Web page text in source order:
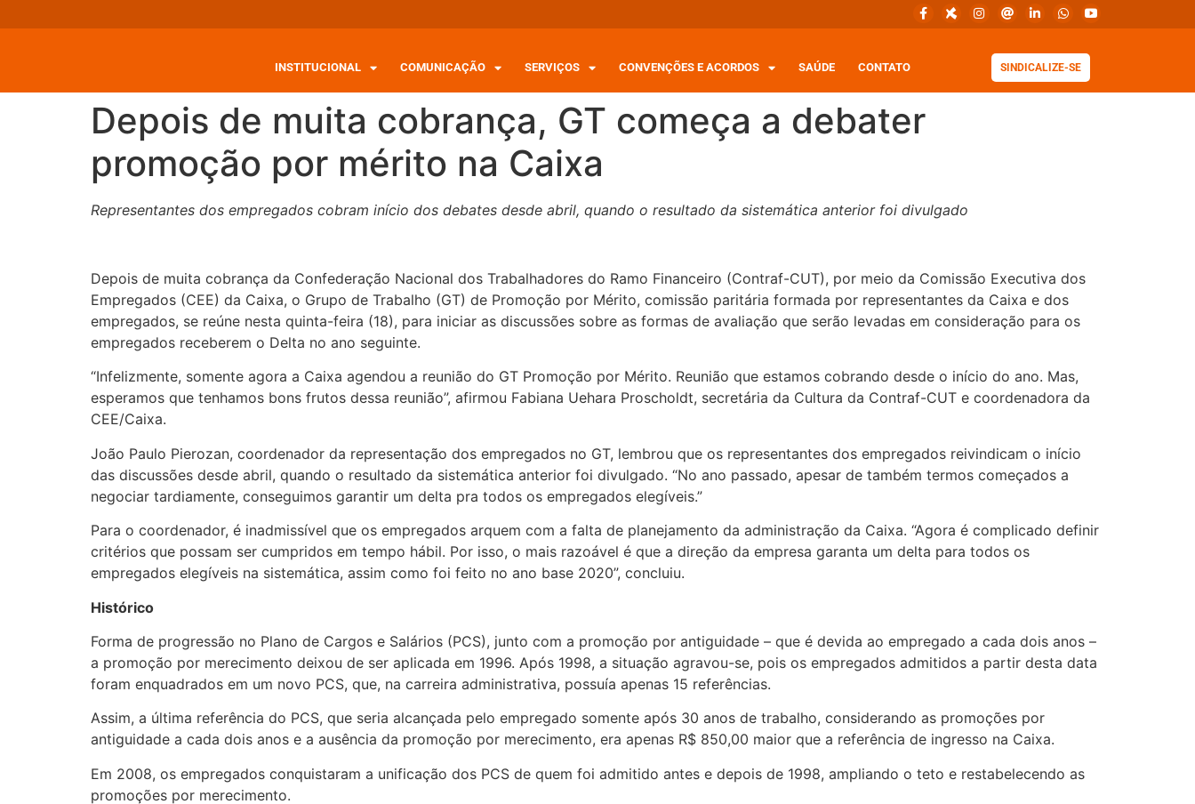
INSTITUCIONAL COMUNICAÇÃO SERVIÇOS CONVENÇÕES E ACORDOS SAÚDE CONTATO SINDICALIZE-SE
Depois de muita cobrança, GT começa a debater
promoção por mérito na Caixa
Representantes dos empregados cobram início dos debates desde abril, quando o resultado da sistemática anterior foi divulgado
Depois de muita cobrança da Confederação Nacional dos Trabalhadores do Ramo Financeiro (Contraf-CUT), por meio da Comissão Executiva dos
Empregados (CEE) da Caixa, o Grupo de Trabalho (GT) de Promoção por Mérito, comissão paritária formada por representantes da Caixa e dos
empregados, se reúne nesta quinta-feira (18), para iniciar as discussões sobre as formas de avaliação que serão levadas em consideração para os
empregados receberem o Delta no ano seguinte.
“Infelizmente, somente agora a Caixa agendou a reunião do GT Promoção por Mérito. Reunião que estamos cobrando desde o início do ano. Mas,
esperamos que tenhamos bons frutos dessa reunião”, afirmou Fabiana Uehara Proscholdt, secretária da Cultura da Contraf-CUT e coordenadora da
CEE/Caixa.
João Paulo Pierozan, coordenador da representação dos empregados no GT, lembrou que os representantes dos empregados reivindicam o início
das discussões desde abril, quando o resultado da sistemática anterior foi divulgado. “No ano passado, apesar de também termos começados a
negociar tardiamente, conseguimos garantir um delta pra todos os empregados elegíveis.”
Para o coordenador, é inadmissível que os empregados arquem com a falta de planejamento da administração da Caixa. “Agora é complicado definir
critérios que possam ser cumpridos em tempo hábil. Por isso, o mais razoável é que a direção da empresa garanta um delta para todos os
empregados elegíveis na sistemática, assim como foi feito no ano base 2020”, concluiu.
Histórico
Forma de progressão no Plano de Cargos e Salários (PCS), junto com a promoção por antiguidade – que é devida ao empregado a cada dois anos –
a promoção por merecimento deixou de ser aplicada em 1996. Após 1998, a situação agravou-se, pois os empregados admitidos a partir desta data
foram enquadrados em um novo PCS, que, na carreira administrativa, possuía apenas 15 referências.
Assim, a última referência do PCS, que seria alcançada pelo empregado somente após 30 anos de trabalho, considerando as promoções por
antiguidade a cada dois anos e a ausência da promoção por merecimento, era apenas R$ 850,00 maior que a referência de ingresso na Caixa.
Em 2008, os empregados conquistaram a unificação dos PCS de quem foi admitido antes e depois de 1998, ampliando o teto e restabelecendo as
promoções por merecimento.